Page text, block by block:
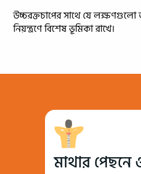
উচ্চরক্তচাপের সাথে যে
নিয়ন্ত্রণে বিশেষ ভূমিকা রাখে।
মাথার পেছনে